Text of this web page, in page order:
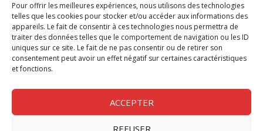
Pour offrir les meilleures expériences, nous utilisons des technologies
telles que les cookies pour stocker et/ou accéder aux informations des
appareils. Le fait de consentir à ces technologies nous permettra de
traiter des données telles que le comportement de navigation ou les ID
uniques sur ce site. Le fait de ne pas consentir ou de retirer son
consentement peut avoir un effet négatif sur certaines caractéristiques
et fonctions.
ACCEPTER
REFUSER
Chèque Compta
Chèque Emploi Spectacle
G-Pods
Profession Audio-visuel